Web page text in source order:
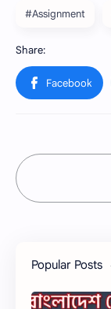
#Assignment
Popular Posts